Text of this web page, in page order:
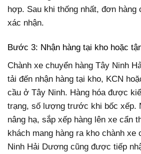
hợp. Sau khi thống nhất, đơn
xác nhận.
Bước 3: Nhận hàng tại kho hoặc
Chành xe chuyển hàng Tây Ninh
tải đến nhận hàng tại kho, KCN
cầu ở Tây Ninh. Hàng hóa được
trạng, số lượng trước khi bốc xếp.
nâng hạ, sắp xếp hàng lên xe cẩn
khách mang hàng ra kho chành xe
Ninh Hải Dương cũng được tiếp